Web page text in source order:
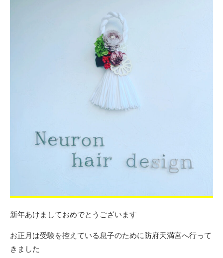
新年あけましておめでとうございます
お正月は受験を控えている息子のために防府天満宮へ行って
きました